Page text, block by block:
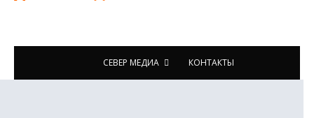
СЕВЕР МЕДИА КОНТАКТЫ